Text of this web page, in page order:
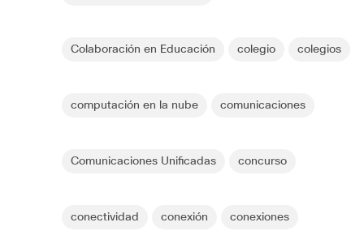
Colaboración en Educación colegio colegios
computación en la nube comunicaciones
Comunicaciones Unificadas concurso
conectividad conexión conexiones